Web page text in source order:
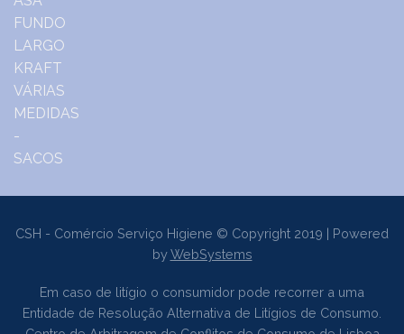
CSH - Comércio Serviço Higiene © Copyright 2019 | Powered
byWebSystems
Em caso de litígio o consumidor pode recorrer a uma
Entidade de Resolução Alternativa de Litígios de Consumo.